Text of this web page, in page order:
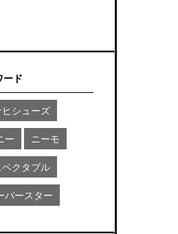
ード
シューズ
ー ニーモ
ペクタブル
パースター